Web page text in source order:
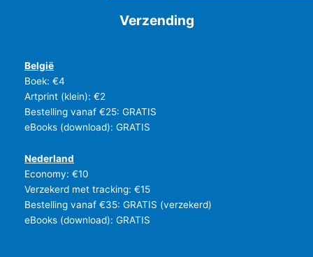
Verzending
België
Boek: €4
Artprint (klein): €2
Bestelling vanaf €25: GRATIS
eBooks (download): GRATIS
Nederland
Economy: €10
Verzekerd met tracking: €15
Bestelling vanaf €35: GRATIS (verzekerd)
eBooks (download): GRATIS